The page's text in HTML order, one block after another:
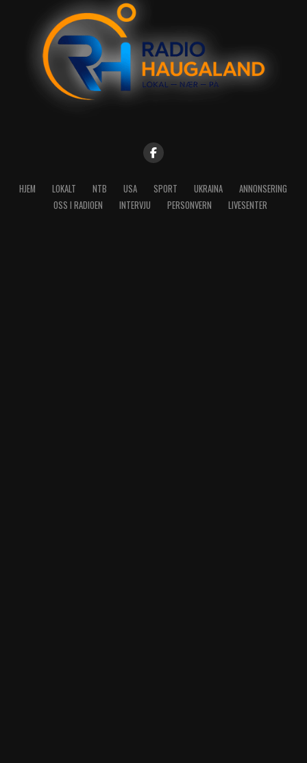
HJEM LOKALT NTB USA SPORT UKRAINA
ANNONSERING
OSS I RADIOEN
INTERVJU PERSONVERN LIVESENTER